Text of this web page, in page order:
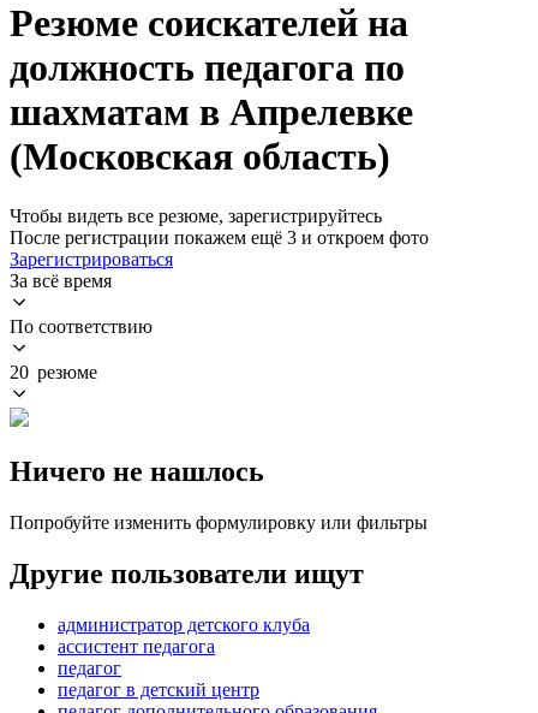
Резюме соискателей на
должность педагога по
шахматам в Апрелевке
(Московская область)
Чтобы видеть все резюме, зарегистрируйтесь
После регистрации покажем ещё 3 и откроем фото
Зарегистрироваться
За всё время
По соответствию
20 резюме
Ничего не нашлось
Попробуйте изменить формулировку или фильтры
Другие пользователи ищут
администратор детского клуба
ассистент педагога
педагог
педагог в детский центр